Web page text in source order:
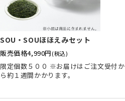
SOU・SOUほほえみセット
販売価格4,990円(税込)
限定個数５００ ※お届けはご注文受付か
ら約１週間かかります。